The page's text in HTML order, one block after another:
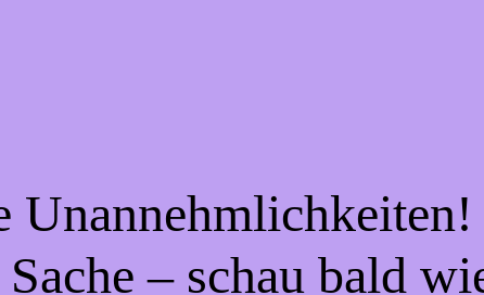
– schau bald